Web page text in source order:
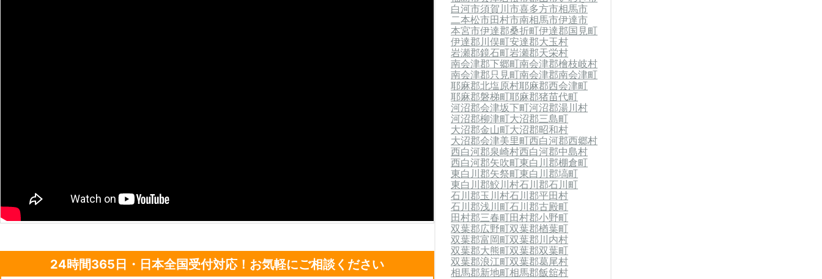
24時間365日・日本全国受付対応！お気軽にご相談ください
白河市須賀川市喜多方市相馬市
二本松市田村市南相馬市伊達市
本宮市伊達郡桑折町伊達郡国見町
伊達郡川俣町安達郡大玉村
岩瀬郡鏡石町岩瀬郡天栄村
南会津郡下郷町南会津郡檜枝岐村
南会津郡只見町南会津郡南会津町
耶麻郡北塩原村耶麻郡西会津町
耶麻郡磐梯町耶麻郡猪苗代町
河沼郡会津坂下町河沼郡湯川村
河沼郡柳津町大沼郡三島町
大沼郡金山町大沼郡昭和村
大沼郡会津美里町西白河郡西郷村
西白河郡泉崎村西白河郡中島村
西白河郡矢吹町東白川郡棚倉町
東白川郡矢祭町東白川郡塙町
東白川郡鮫川村石川郡石川町
石川郡玉川村石川郡平田村
石川郡浅川町石川郡古殿町
田村郡三春町田村郡小野町
双葉郡広野町双葉郡楢葉町
双葉郡富岡町双葉郡川内村
双葉郡大熊町双葉郡双葉町
双葉郡浪江町双葉郡葛尾村
相馬郡新地町相馬郡飯舘村